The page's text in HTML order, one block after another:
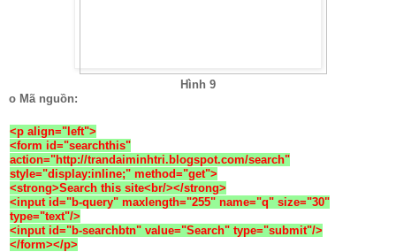
Hình 9
o Mã nguồn:
<p align="left">
<form id="searchthis"
action="http://trandaiminhtri.blogspot.com/search"
style="display:inline;" method="get">
<strong>Search this site<br/></strong>
<input id="b-query" maxlength="255" name="q" size="30"
type="text"/>
<input id="b-searchbtn" value="Search" type="submit"/>
</form></p>